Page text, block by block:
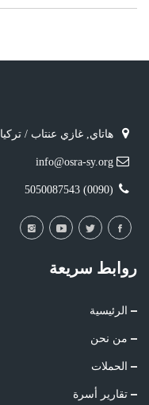
هاتاي, غازي عنتاب / تركيا
info@osra-sy.org
(0090) 5050087543
روابط سريعة
الرئيسية
من نحن
الحملات
تقارير أسرة